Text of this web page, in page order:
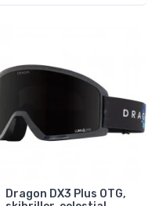
Dragon DX3 Plus OTG,